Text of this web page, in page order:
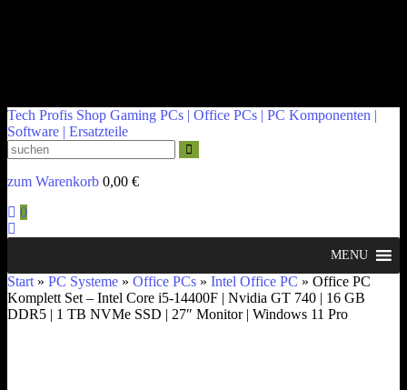
Tech Profis Shop Gaming PCs | Office PCs | PC Komponenten |
Software | Ersatzteile
zum Warenkorb 0,00 €
0
MENU
Start » PC Systeme » Office PCs » Intel Office PC » Office PC
Komplett Set – Intel Core i5-14400F | Nvidia GT 740 | 16 GB
DDR5 | 1 TB NVMe SSD | 27″ Monitor | Windows 11 Pro